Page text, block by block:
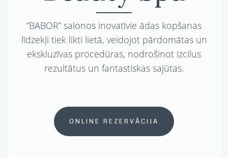
“BABOR” salonos inovatīvie ādas kopšanas
līdzekļi tiek likti lietā, veidojot pārdomātas un
ekskluzīvas procedūras, nodrošinot izcilus
rezultātus un fantastiskas sajūtas.
ONLINE REZERVĀCIJA